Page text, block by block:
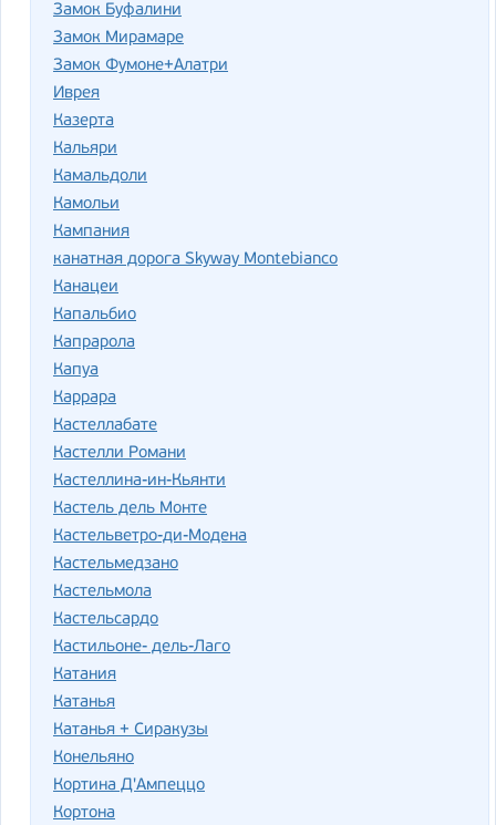
Замок Буфалини
Замок Мирамаре
Замок Фумоне+Алатри
Иврея
Казерта
Кальяри
Камальдоли
Камольи
Кампания
канатная дорога Skyway Montebianco
Канацеи
Капальбио
Капрарола
Капуа
Каррара
Кастеллабате
Кастелли Романи
Кастеллина-ин-Кьянти
Кастель дель Монте
Кастельветро-ди-Модена
Кастельмедзано
Кастельмола
Кастельсардо
Кастильоне- дель-Лаго
Катания
Катанья
Катанья + Сиракузы
Конельяно
Кортина Д'Ампеццо
Кортона